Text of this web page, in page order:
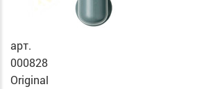
арт.
000828
Original